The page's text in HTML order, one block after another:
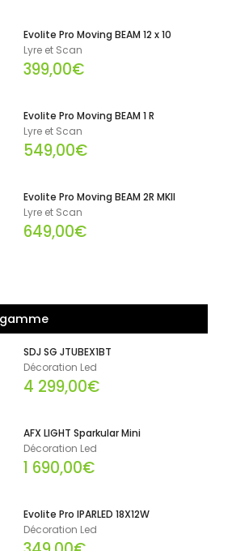
Evolite Pro Moving BEAM 12 x 10
Lyre et Scan
399,00€
Evolite Pro Moving BEAM 1 R
Lyre et Scan
549,00€
Evolite Pro Moving BEAM 2R MKII
Lyre et Scan
649,00€
SDJ SG JTUBEX1BT
Décoration Led
4 299,00€
AFX LIGHT Sparkular Mini
Décoration Led
1 690,00€
Evolite Pro IPARLED 18X12W
Décoration Led